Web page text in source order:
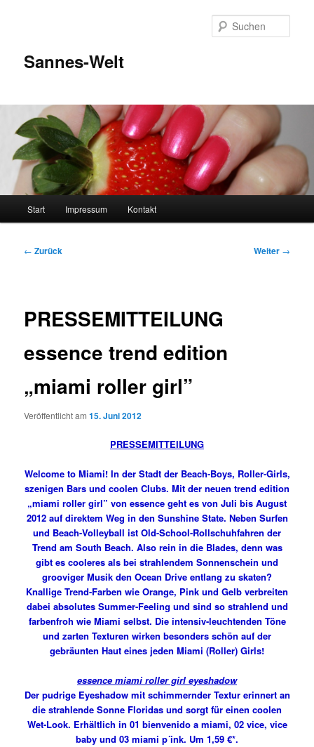
Sannes-Welt
Start Impressum Kontakt
Beitragsnavigation
← Zurück Weiter →
PRESSEMITTEILUNG
essence trend edition
„miami roller girl”
Veröffentlicht am15. Juni 2012
PRESSEMITTEILUNG
Welcome to Miami! In der Stadt der Beach-Boys, Roller-Girls,
szenigen Bars und coolen Clubs. Mit der neuen trend edition
„miami roller girl” von essence geht es von Juli bis August
2012 auf direktem Weg in den Sunshine State. Neben Surfen
und Beach-Volleyball ist Old-School-Rollschuhfahren der
Trend am South Beach. Also rein in die Blades, denn was
gibt es cooleres als bei strahlendem Sonnenschein und
grooviger Musik den Ocean Drive entlang zu skaten?
Knallige Trend-Farben wie Orange, Pink und Gelb verbreiten
dabei absolutes Summer-Feeling und sind so strahlend und
farbenfroh wie Miami selbst. Die intensiv-leuchtenden Töne
und zarten Texturen wirken besonders schön auf der
gebräunten Haut eines jeden Miami (Roller) Girls!
essence miami roller girl eyeshadow
Der pudrige Eyeshadow mit schimmernder Textur erinnert an
die strahlende Sonne Floridas und sorgt für einen coolen
Wet-Look. Erhältlich in 01 bienvenido a miami, 02 vice, vice
baby und 03 miami p´ink. Um 1,59 €*.